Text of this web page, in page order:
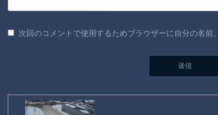
次回のコメントで使用するためブラウザーに自分の名